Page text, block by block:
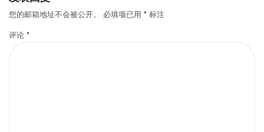
您的邮箱地址不会被公开。 必填项已用 * 标注
评论 *